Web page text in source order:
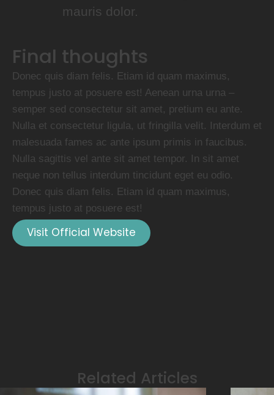
mauris dolor.
Final thoughts
Donec quis diam felis. Etiam id quam maximus,
tempus justo at posuere est! Aenean urna urna –
semper sed consectetur sit amet, pretium eu ante.
Nulla et consectetur ligula, ut fringilla velit. Interdum et
malesuada fames ac ante ipsum primis in faucibus.
Nulla sagittis vel ante sit amet tempor. In sit amet
neque non tellus interdum tincidunt eget eu odio.
Donec quis diam felis. Etiam id quam maximus,
tempus justo at posuere est!
Visit Official Website
Related Articles